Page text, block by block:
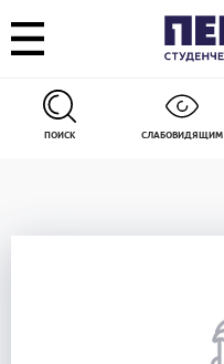
ПОИСК СЛАБОВИДЯЩИМ